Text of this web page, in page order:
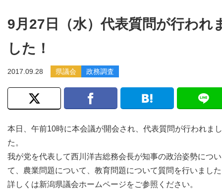
9月27日（水）代表質問が行われ
した！
2017.09.28 県議会 政務調査
本日、午前10時に本会議が開会され、代表質問が行われまし
た。
我が党を代表して西川洋吉総務会長が知事の政治姿勢につい
て、農業問題について、教育問題について質問を行いまし
詳しくは新潟県議会ホームページをご参照ください。